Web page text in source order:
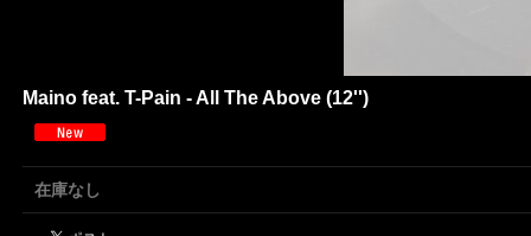
Maino feat. T-Pain - All The Above (12'')
在庫なし